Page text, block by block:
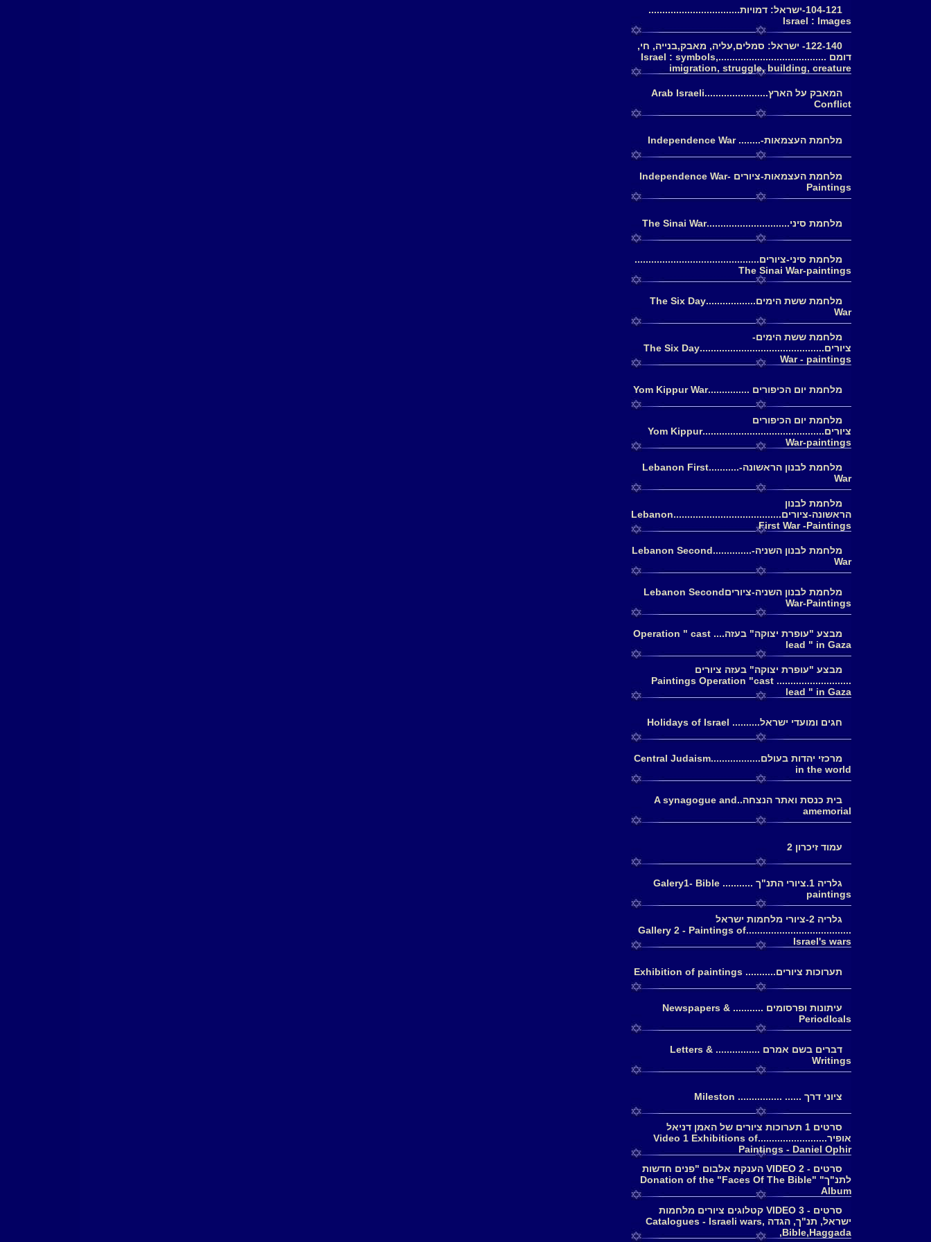
104-121-ישראל: דמויות.................................
Israel : Images
122-140- ישראל: סמלים,עליה, מאבק,בנייה, חי,
דומם .......................................Israel : symbols,
imigration, struggle, building, creature
המאבק על הארץ.......................Arab Israeli
Conflict
מלחמת העצמאות-........ Independence War
מלחמת העצמאות-ציורים Independence War-
Paintings
מלחמת סיני..............................The Sinai War
מלחמת סיני-ציורים.............................................
The Sinai War-paintings
מלחמת ששת הימים..................The Six Day
War
מלחמת ששת הימים-
ציורים.............................................The Six Day
War - paintings
מלחמת יום הכיפורים ...............Yom Kippur War
מלחמת יום הכיפורים
ציורים............................................Yom Kippur
War-paintings
מלחמת לבנון הראשונה-...........Lebanon First
War
מלחמת לבנון
הראשונה-ציורים.......................................Lebanon
First War -Paintings
מלחמת לבנון השניה-..............Lebanon Second
War
מלחמת לבנון השניה-ציוריםLebanon Second
War-Paintings
מבצע "עופרת יצוקה" בעזה.... Operation " cast
lead " in Gaza
מבצע "עופרת יצוקה" בעזה ציורים
........................... Paintings Operation "cast
lead " in Gaza
חגים ומועדי ישראל.......... Holidays of Israel
מרכזי יהדות בעולם..................Central Judaism
in the world
בית כנסת ואתר הנצחה..A synagogue and
amemorial
עמוד זיכרון 2
גלריה 1.ציורי התנ"ך ........... Galery1- Bible
paintings
גלריה 2-ציורי מלחמות ישראל
......................................Gallery 2 - Paintings of
Israel's wars
תערוכות ציורים........... Exhibition of paintings
עיתונות ופרסומים ........... Newspapers &
PeriodIcals
דברים בשם אמרם ................ Letters &
Writings
ציוני דרך ...... ................ Mileston
סרטים 1 תערוכות ציורים של האמן דניאל
אופיר.........................Video 1 Exhibitions of
Paintings - Daniel Ophir
סרטים - 2 VIDEO הענקת אלבום "פנים חדשות
לתנ"ך" Donation of the "Faces Of The Bible"
Album
סרטים - 3 VIDEO קטלוגים ציורים מלחמות
ישראל, תנ"ך, הגדה Catalogues - Israeli wars,
Bible,Haggada,